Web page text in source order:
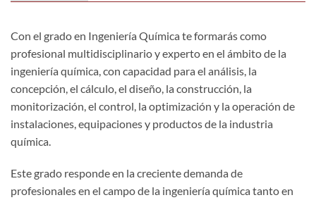
Con el grado en Ingeniería Química te formarás como
profesional multidisciplinario y experto en el ámbito de la
ingeniería química, con capacidad para el análisis, la
concepción, el cálculo, el diseño, la construcción, la
monitorización, el control, la optimización y la operación de
instalaciones, equipaciones y productos de la industria
química.
Este grado responde en la creciente demanda de
profesionales en el campo de la ingeniería química tanto en